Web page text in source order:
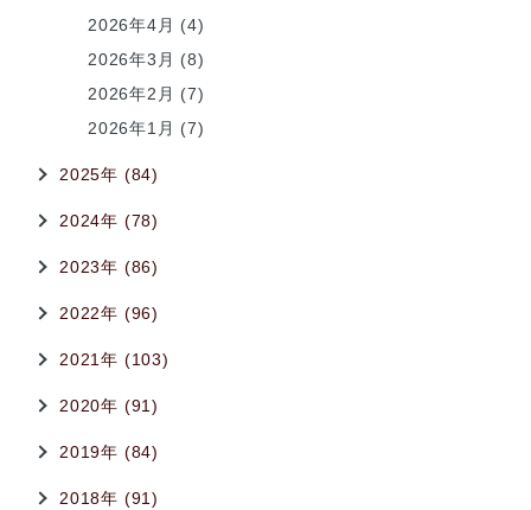
2026年4月 (4)
2026年3月 (8)
2026年2月 (7)
2026年1月 (7)
2025年 (84)
2024年 (78)
2023年 (86)
2022年 (96)
2021年 (103)
2020年 (91)
2019年 (84)
2018年 (91)